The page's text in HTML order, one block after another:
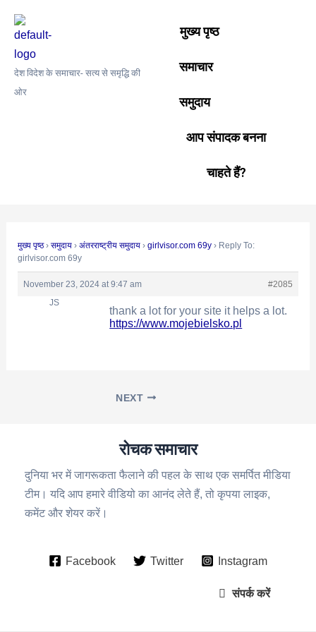
content
देश विदेश के समाचार- सत्य से समृद्धि की
ओर
मुख्य पृष्ठ
समाचार
समुदाय
आप संपादक बनना
चाहते हैं?
मुख्य पृष्ठ › समुदाय › अंतरराष्ट्रीय समुदाय › girlvisor.com 69y › Reply To:
girlvisor.com 69y
November 23, 2024 at 9:47 am
#2085
JS
thank a lot for your site it helps a lot.
https://www.mojebielsko.pl
navigation
NEXT
रोचक समाचार
दुनिया भर में जागरूकता फैलाने की पहल के साथ एक समर्पित मीडिया
टीम। यदि आप हमारे वीडियो का आनंद लेते हैं, तो कृपया लाइक,
कमेंट और शेयर करें।
Facebook Twitter Instagram
संपर्क करें